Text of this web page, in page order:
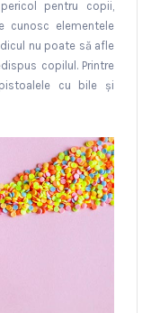
pentru copii,
cunosc elementele
nu poate să afle
copilul. Printre
cu bile şi